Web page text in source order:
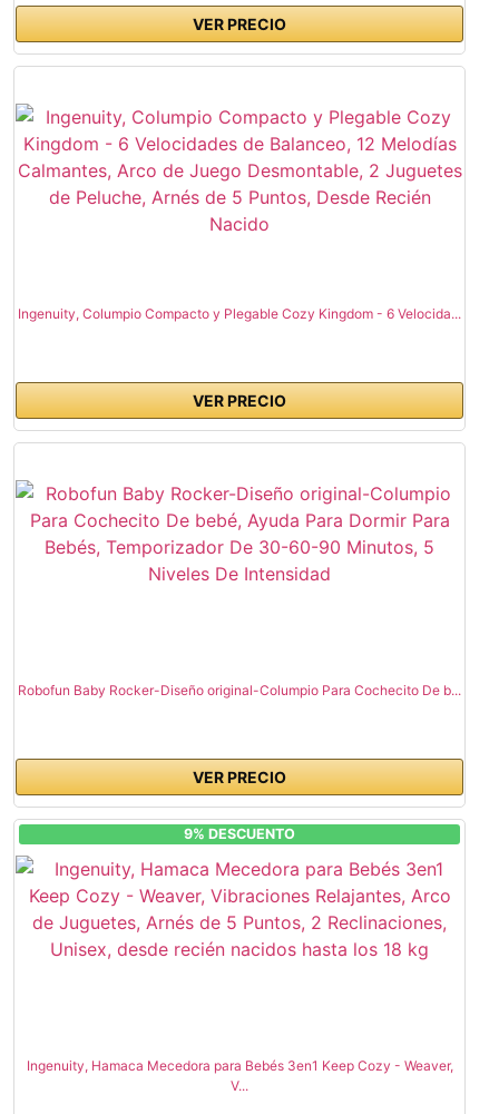
VER PRECIO
Ingenuity, Columpio Compacto y Plegable Cozy Kingdom - 6 Velocida...
VER PRECIO
Robofun Baby Rocker-Diseño original-Columpio Para Cochecito De b...
VER PRECIO
9% DESCUENTO
Ingenuity, Hamaca Mecedora para Bebés 3en1 Keep Cozy - Weaver,
V...